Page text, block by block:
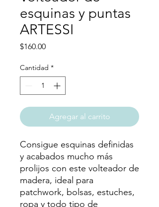
esquinas y puntas
ARTESSI
$160.00Precio
Cantidad *
Agregar al carrito
Consigue esquinas definidas
y acabados mucho más
prolijos con este volteador de
madera, ideal para
patchwork, bolsas, estuches,
ropa y todo tipo de